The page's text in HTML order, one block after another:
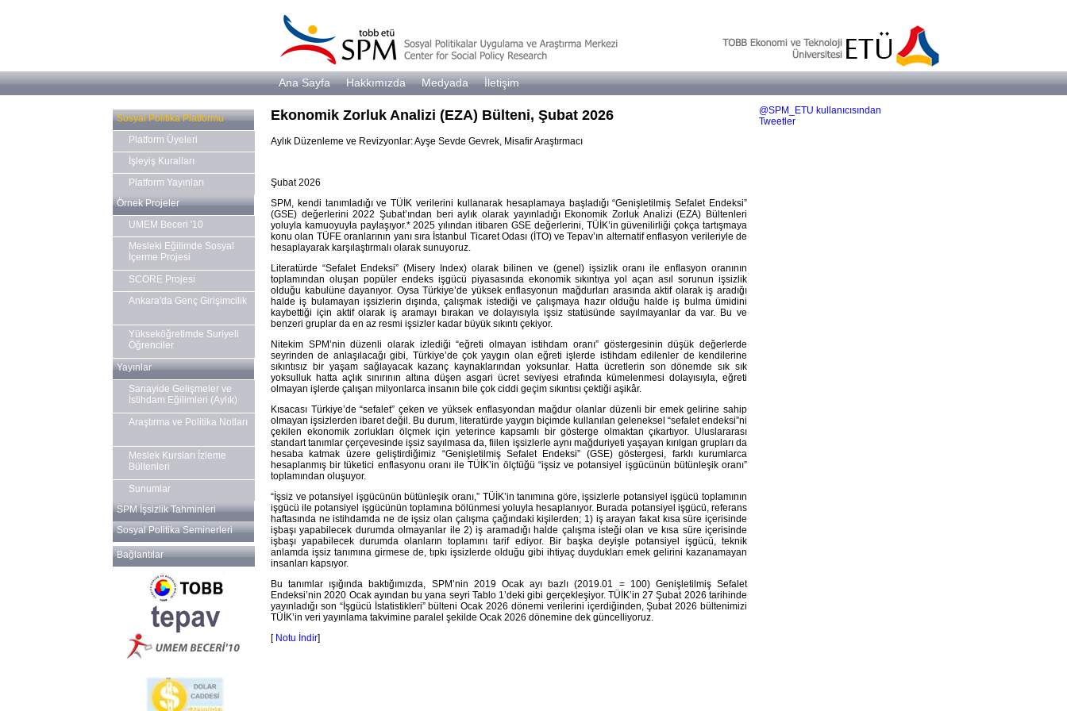
Ana Sayfa Hakkımızda Medyada İletişim
Sosyal Politika Platformu
Platform Üyeleri
İşleyiş Kuralları
Platform Yayınları
Örnek Projeler
UMEM Beceri '10
Mesleki Eğitimde Sosyal
İçerme Projesi
SCORE Projesi
Ankara'da Genç Girişimcilik
Yükseköğretimde Suriyeli
Öğrenciler
Yayınlar
Sanayide Gelişmeler ve
İstihdam Eğilimleri (Aylık)
Araştırma ve Politika Notları
Meslek Kursları İzleme
Bültenleri
Sunumlar
SPM İşsizlik Tahminleri
Sosyal Politika Seminerleri
Bağlantılar
Ekonomik Zorluk Analizi (EZA) Bülteni, Şubat 2026
Aylık Düzenleme ve Revizyonlar: Ayşe Sevde Gevrek, Misafir Araştırmacı
Şubat 2026
SPM, kendi tanımladığı ve TÜİK verilerini kullanarak hesaplamaya başladığı “Genişletilmiş Sefalet Endeksi”
(GSE) değerlerini 2022 Şubat’ından beri aylık olarak yayınladığı Ekonomik Zorluk Analizi (EZA) Bültenleri
yoluyla kamuoyuyla paylaşıyor.* 2025 yılından itibaren GSE değerlerini, TÜİK’in güvenilirliği çokça tartışmaya
konu olan TÜFE oranlarının yanı sıra İstanbul Ticaret Odası (İTO) ve Tepav’ın alternatif enflasyon verileriyle de
hesaplayarak karşılaştırmalı olarak sunuyoruz.
Literatürde “Sefalet Endeksi” (Misery Index) olarak bilinen ve (genel) işsizlik oranı ile enflasyon oranının
toplamından oluşan popüler endeks işgücü piyasasında ekonomik sıkıntıya yol açan asıl sorunun işsizlik
olduğu kabulüne dayanıyor. Oysa Türkiye’de yüksek enflasyonun mağdurları arasında aktif olarak iş aradığı
halde iş bulamayan işsizlerin dışında, çalışmak istediği ve çalışmaya hazır olduğu halde iş bulma ümidini
kaybettiği için aktif olarak iş aramayı bırakan ve dolayısıyla işsiz statüsünde sayılmayanlar da var. Bu ve
benzeri gruplar da en az resmi işsizler kadar büyük sıkıntı çekiyor.
Nitekim SPM’nin düzenli olarak izlediği “eğreti olmayan istihdam oranı” göstergesinin düşük değerlerde
seyrinden de anlaşılacağı gibi, Türkiye’de çok yaygın olan eğreti işlerde istihdam edilenler de kendilerine
sıkıntısız bir yaşam sağlayacak kazanç kaynaklarından yoksunlar. Hatta ücretlerin son dönemde sık sık
yoksulluk hatta açlık sınırının altına düşen asgari ücret seviyesi etrafında kümelenmesi dolayısıyla, eğreti
olmayan işlerde çalışan milyonlarca insanın bile çok ciddi geçim sıkıntısı çektiği aşikâr.
Kısacası Türkiye’de “sefalet” çeken ve yüksek enflasyondan mağdur olanlar düzenli bir emek gelirine sahip
olmayan işsizlerden ibaret değil. Bu durum, literatürde yaygın biçimde kullanılan geleneksel “sefalet endeksi”ni
çekilen ekonomik zorlukları ölçmek için yeterince kapsamlı bir gösterge olmaktan çıkartıyor. Uluslararası
standart tanımlar çerçevesinde işsiz sayılmasa da, fiilen işsizlerle aynı mağduriyeti yaşayan kırılgan grupları da
hesaba katmak üzere geliştirdiğimiz “Genişletilmiş Sefalet Endeksi” (GSE) göstergesi, farklı kurumlarca
hesaplanmış bir tüketici enflasyonu oranı ile TÜİK’in ölçtüğü “işsiz ve potansiyel işgücünün bütünleşik oranı”
toplamından oluşuyor.
“İşsiz ve potansiyel işgücünün bütünleşik oranı,” TÜİK’in tanımına göre, işsizlerle potansiyel işgücü toplamının
işgücü ile potansiyel işgücünün toplamına bölünmesi yoluyla hesaplanıyor. Burada potansiyel işgücü, referans
haftasında ne istihdamda ne de işsiz olan çalışma çağındaki kişilerden; 1) iş arayan fakat kısa süre içerisinde
işbaşı yapabilecek durumda olmayanlar ile 2) iş aramadığı halde çalışma isteği olan ve kısa süre içerisinde
işbaşı yapabilecek durumda olanların toplamını tarif ediyor. Bir başka deyişle potansiyel işgücü, teknik
anlamda işsiz tanımına girmese de, tıpkı işsizlerde olduğu gibi ihtiyaç duydukları emek gelirini kazanamayan
insanları kapsıyor.
Bu tanımlar ışığında baktığımızda, SPM’nin 2019 Ocak ayı bazlı (2019.01 = 100) Genişletilmiş Sefalet
Endeksi’nin 2020 Ocak ayından bu yana seyri Tablo 1’deki gibi gerçekleşiyor. TÜİK’in 27 Şubat 2026 tarihinde
yayınladığı son “İşgücü İstatistikleri” bülteni Ocak 2026 dönemi verilerini içerdiğinden, Şubat 2026 bültenimizi
TÜİK’in veri yayınlama takvimine paralel şekilde Ocak 2026 dönemine dek güncelliyoruz.
[Notu İndir]
@SPM_ETU kullanıcısından
Tweetler